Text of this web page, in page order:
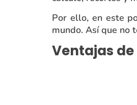
Por ello, en este
mundo. Así que no
Ventajas